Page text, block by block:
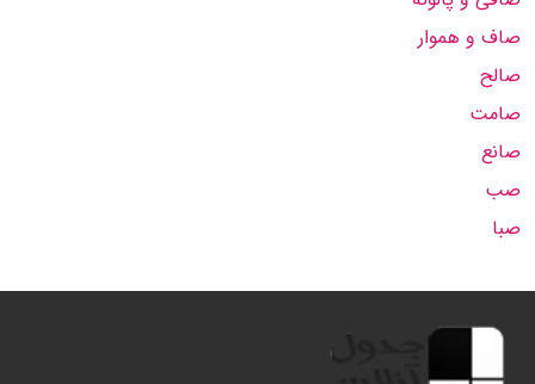
صاف و هموار
صالح
صامت
صانع
صب
صبا